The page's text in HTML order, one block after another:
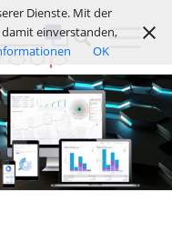
Dienste. Mit der
einverstanden,
OK